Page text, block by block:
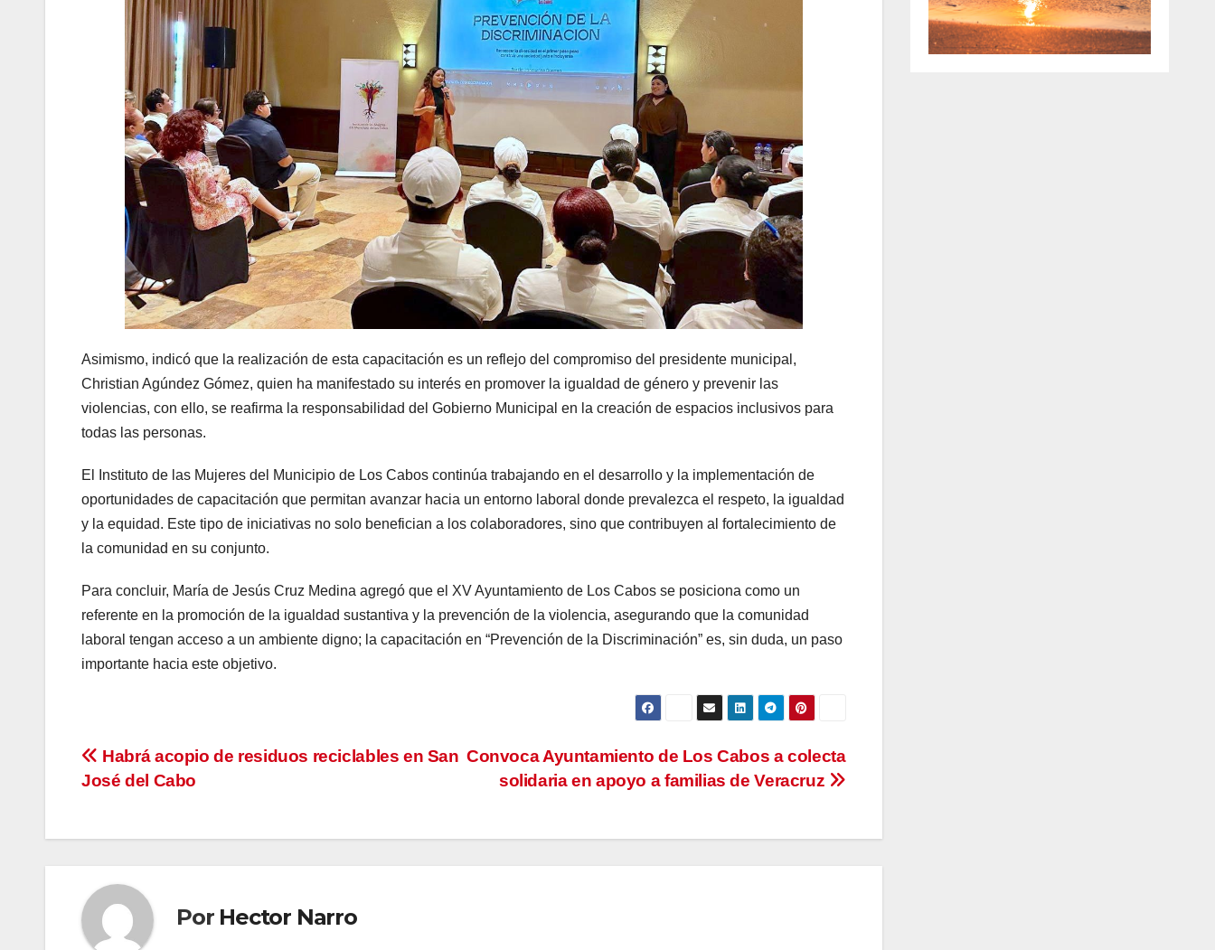
Asimismo, indicó que la realización de esta capacitación es un reflejo del compromiso del presidente municipal,
Christian Agúndez Gómez, quien ha manifestado su interés en promover la igualdad de género y prevenir las
violencias, con ello, se reafirma la responsabilidad del Gobierno Municipal en la creación de espacios inclusivos para
todas las personas.
El Instituto de las Mujeres del Municipio de Los Cabos continúa trabajando en el desarrollo y la implementación de
oportunidades de capacitación que permitan avanzar hacia un entorno laboral donde prevalezca el respeto, la igualdad
y la equidad. Este tipo de iniciativas no solo benefician a los colaboradores, sino que contribuyen al fortalecimiento de
la comunidad en su conjunto.
Para concluir, María de Jesús Cruz Medina agregó que el XV Ayuntamiento de Los Cabos se posiciona como un
referente en la promoción de la igualdad sustantiva y la prevención de la violencia, asegurando que la comunidad
laboral tengan acceso a un ambiente digno; la capacitación en “Prevención de la Discriminación” es, sin duda, un paso
importante hacia este objetivo.
Navegación
entradas
Convoca Ayuntamiento de Los Cabos a colecta
solidaria en apoyo a familias de Veracruz
Habrá acopio de residuos reciclables en San
José del Cabo
Por Hector Narro